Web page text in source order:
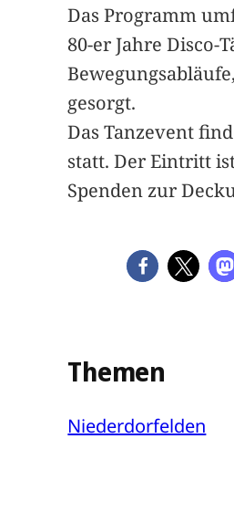
Das Programm
80-er Jahre Disco-
gesorgt.
Das Tanzevent
statt. Der Eintritt
Spenden zur
Themen
Niederdorfelden